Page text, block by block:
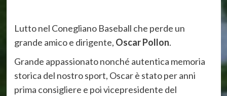
Lutto nel Conegliano Baseball che perde un
grande amico e dirigente, Oscar Pollon.
Grande appassionato nonché autentica memoria
storica del nostro sport, Oscar è stato per anni
prima consigliere e poi vicepresidente del